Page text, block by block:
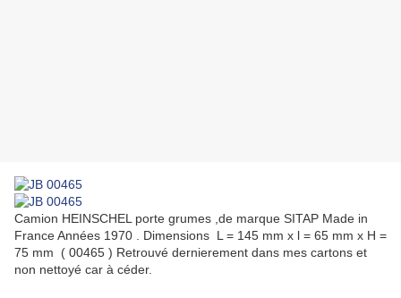
Camion HEINSCHEL porte grumes ,de marque SITAP Made in
France Années 1970 . Dimensions L = 145 mm x l = 65 mm x H =
75 mm ( 00465 ) Retrouvé dernierement dans mes cartons et
non nettoyé car à céder.